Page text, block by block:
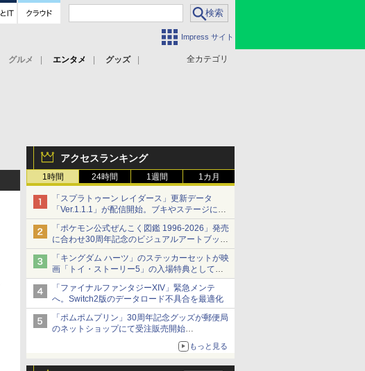
Impress サイト
全カテゴリ
グルメ エンタメ
グッズ
アクセスランキング
1時間 24時間 1週間 1カ月
「スプラトゥーン レイダース」更新データ
「Ver.1.1.1」が配信開始。ブキやステージに関
する不具合を修正
「ポケモン公式ぜんこく図鑑 1996-2026」発売
に合わせ30周年記念のビジュアルアートブック
3冊同時発売が決定
「キングダム ハーツ」のステッカーセットが映
画「トイ・ストーリー5」の入場特典として配
布決定！
本日8月7日より先着・数量限定で配布
「ファイナルファンタジーXIV」緊急メンテ
へ。Switch2版のデータロード不具合を最適化
「ポムポムプリン」30周年記念グッズが郵便局
のネットショップにて受注販売開始
「おもちもちもちクッション」など今年だけの
もっと見る